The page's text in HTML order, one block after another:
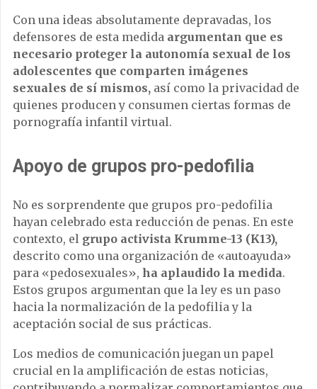
Con una ideas absolutamente depravadas, los
defensores de esta medida argumentan que es
necesario proteger la autonomía sexual de los
adolescentes que comparten imágenes
sexuales de sí mismos, así como la privacidad de
quienes producen y consumen ciertas formas de
pornografía infantil virtual.
Apoyo de grupos pro-pedofilia
No es sorprendente que grupos pro-pedofilia
hayan celebrado esta reducción de penas. En este
contexto, el grupo activista Krumme-13 (K13),
descrito como una organización de «autoayuda»
para «pedosexuales», ha aplaudido la medida.
Estos grupos argumentan que la ley es un paso
hacia la normalización de la pedofilia y la
aceptación social de sus prácticas.
Los medios de comunicación juegan un papel
crucial en la amplificación de estas noticias,